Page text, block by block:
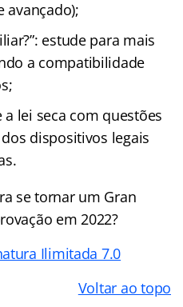
avançado);
estude para mais
a compatibilidade
lei seca com questões
dispositivos legais
se tornar um Gran
em 2022?
Ilimitada 7.0
Voltar ao topo